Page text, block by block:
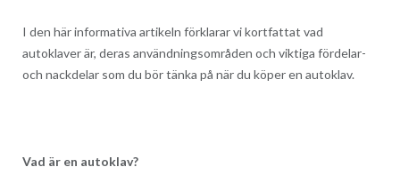
I den här informativa artikeln förklarar vi kortfattat vad
autoklaver är, deras användningsområden och viktiga fördelar-
och nackdelar som du bör tänka på när du köper en autoklav.
Vad är en autoklav?